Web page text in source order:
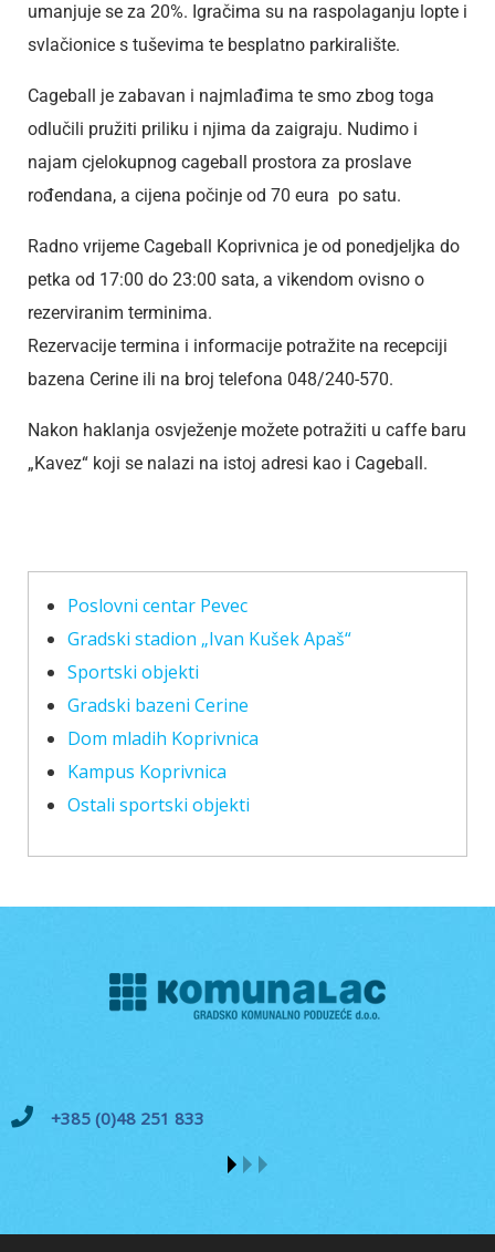
umanjuje se za 20%. Igračima su na raspolaganju lopte i
svlačionice s tuševima te besplatno parkiralište.
Cageball je zabavan i najmlađima te smo zbog toga
odlučili pružiti priliku i njima da zaigraju. Nudimo i
najam cjelokupnog cageball prostora za proslave
rođendana, a cijena počinje od 70 eura po satu.
Radno vrijeme Cageball Koprivnica je od ponedjeljka do
petka od 17:00 do 23:00 sata, a vikendom ovisno o
rezerviranim terminima.
Rezervacije termina i informacije potražite na recepciji
bazena Cerine ili na broj telefona 048/240-570.
Nakon haklanja osvježenje možete potražiti u caffe baru
„Kavez“ koji se nalazi na istoj adresi kao i Cageball.
Poslovni centar Pevec
Gradski stadion „Ivan Kušek Apaš“
Sportski objekti
Gradski bazeni Cerine
Dom mladih Koprivnica
Kampus Koprivnica
Ostali sportski objekti
+385 (0)48 251 833